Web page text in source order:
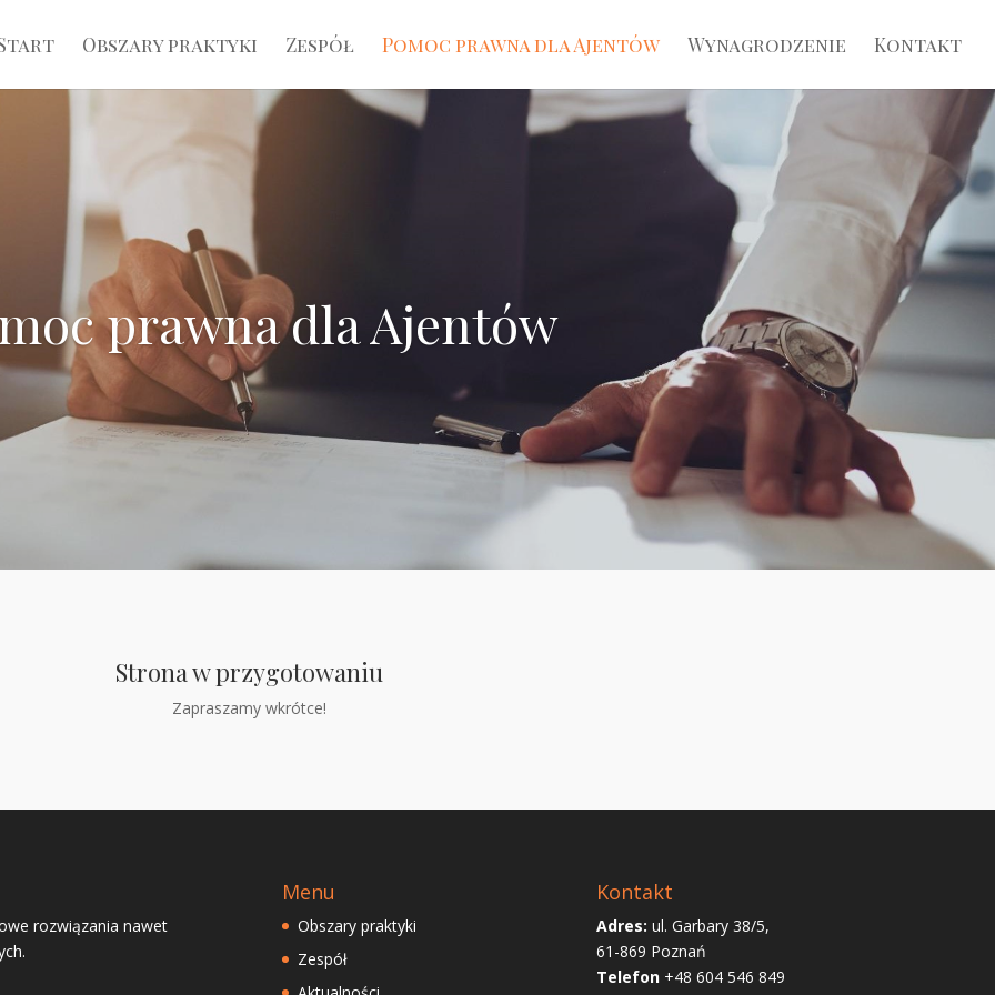
Obszary praktyki Zespół Pomoc prawna dla Ajentów Wynagrodzenie Kontakt
prawna dla Ajentów
Strona w przygotowaniu
Zapraszamy wkrótce!
rozwiązania nawet
Menu
Obszary praktyki
Zespół
Kontakt
Adres: ul. Garbary 38/5,
61-869 Poznań
Telefon +48 604 546 849